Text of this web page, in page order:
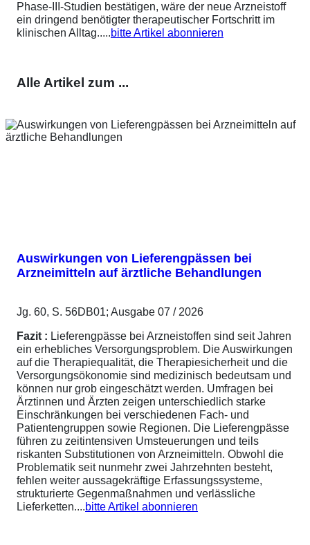
Phase-III-Studien bestätigen, wäre der neue Arzneistoff
ein dringend benötigter therapeutischer Fortschritt im
klinischen Alltag.....bitte Artikel abonnieren
Alle Artikel zum ...
Auswirkungen von Lieferengpässen bei
Arzneimitteln auf ärztliche Behandlungen
Jg. 60, S. 56DB01; Ausgabe 07 / 2026
Fazit : Lieferengpässe bei Arzneistoffen sind seit Jahren
ein erhebliches Versorgungsproblem. Die Auswirkungen
auf die Therapiequalität, die Therapiesicherheit und die
Versorgungsökonomie sind medizinisch bedeutsam und
können nur grob eingeschätzt werden. Umfragen bei
Ärztinnen und Ärzten zeigen unterschiedlich starke
Einschränkungen bei verschiedenen Fach- und
Patientengruppen sowie Regionen. Die Lieferengpässe
führen zu zeitintensiven Umsteuerungen und teils
riskanten Substitutionen von Arzneimitteln. Obwohl die
Problematik seit nunmehr zwei Jahrzehnten besteht,
fehlen weiter aussagekräftige Erfassungssysteme,
strukturierte Gegenmaßnahmen und verlässliche
Lieferketten....bitte Artikel abonnieren